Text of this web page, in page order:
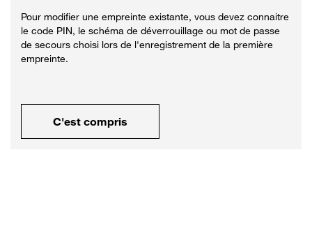
Pour modifier une empreinte existante, vous devez connaitre
le code PIN, le schéma de déverrouillage ou mot de passe
de secours choisi lors de l'enregistrement de la première
empreinte.
C'est compris